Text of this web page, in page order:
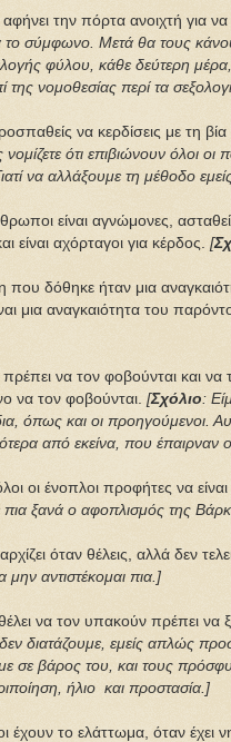
την πόρτα ανοιχτή για
σύμφωνο. Μετά θα τους
φύλου, κάθε δεύτερη
της νομοθεσίας περί τα
να κερδίσεις με τη
ότι επιβιώνουν όλοι οι
να αλλάξουμε τη μέθοδο
είναι αγνώμονες,
είναι αχόρταγοι για κέρδος. [
που δόθηκε ήταν μια
μια αναγκαιότητα του
να τον φοβούνται και να
να τον φοβούνται. [Σχόλιο:
όπως και οι προηγούμενοι.
από εκείνα, που έπαιρναν
οι ένοπλοι προφήτες να
πια ξανά ο αφοπλισμός της
όταν θέλεις, αλλά δεν
αντιστέκομαι πια.]
να τον υπακούν πρέπει να
διατάζουμε, εμείς απλώς
σε βάρος του, και τους
ήλιο και προστασία.]
έχουν το ελάττωμα, όταν έχει